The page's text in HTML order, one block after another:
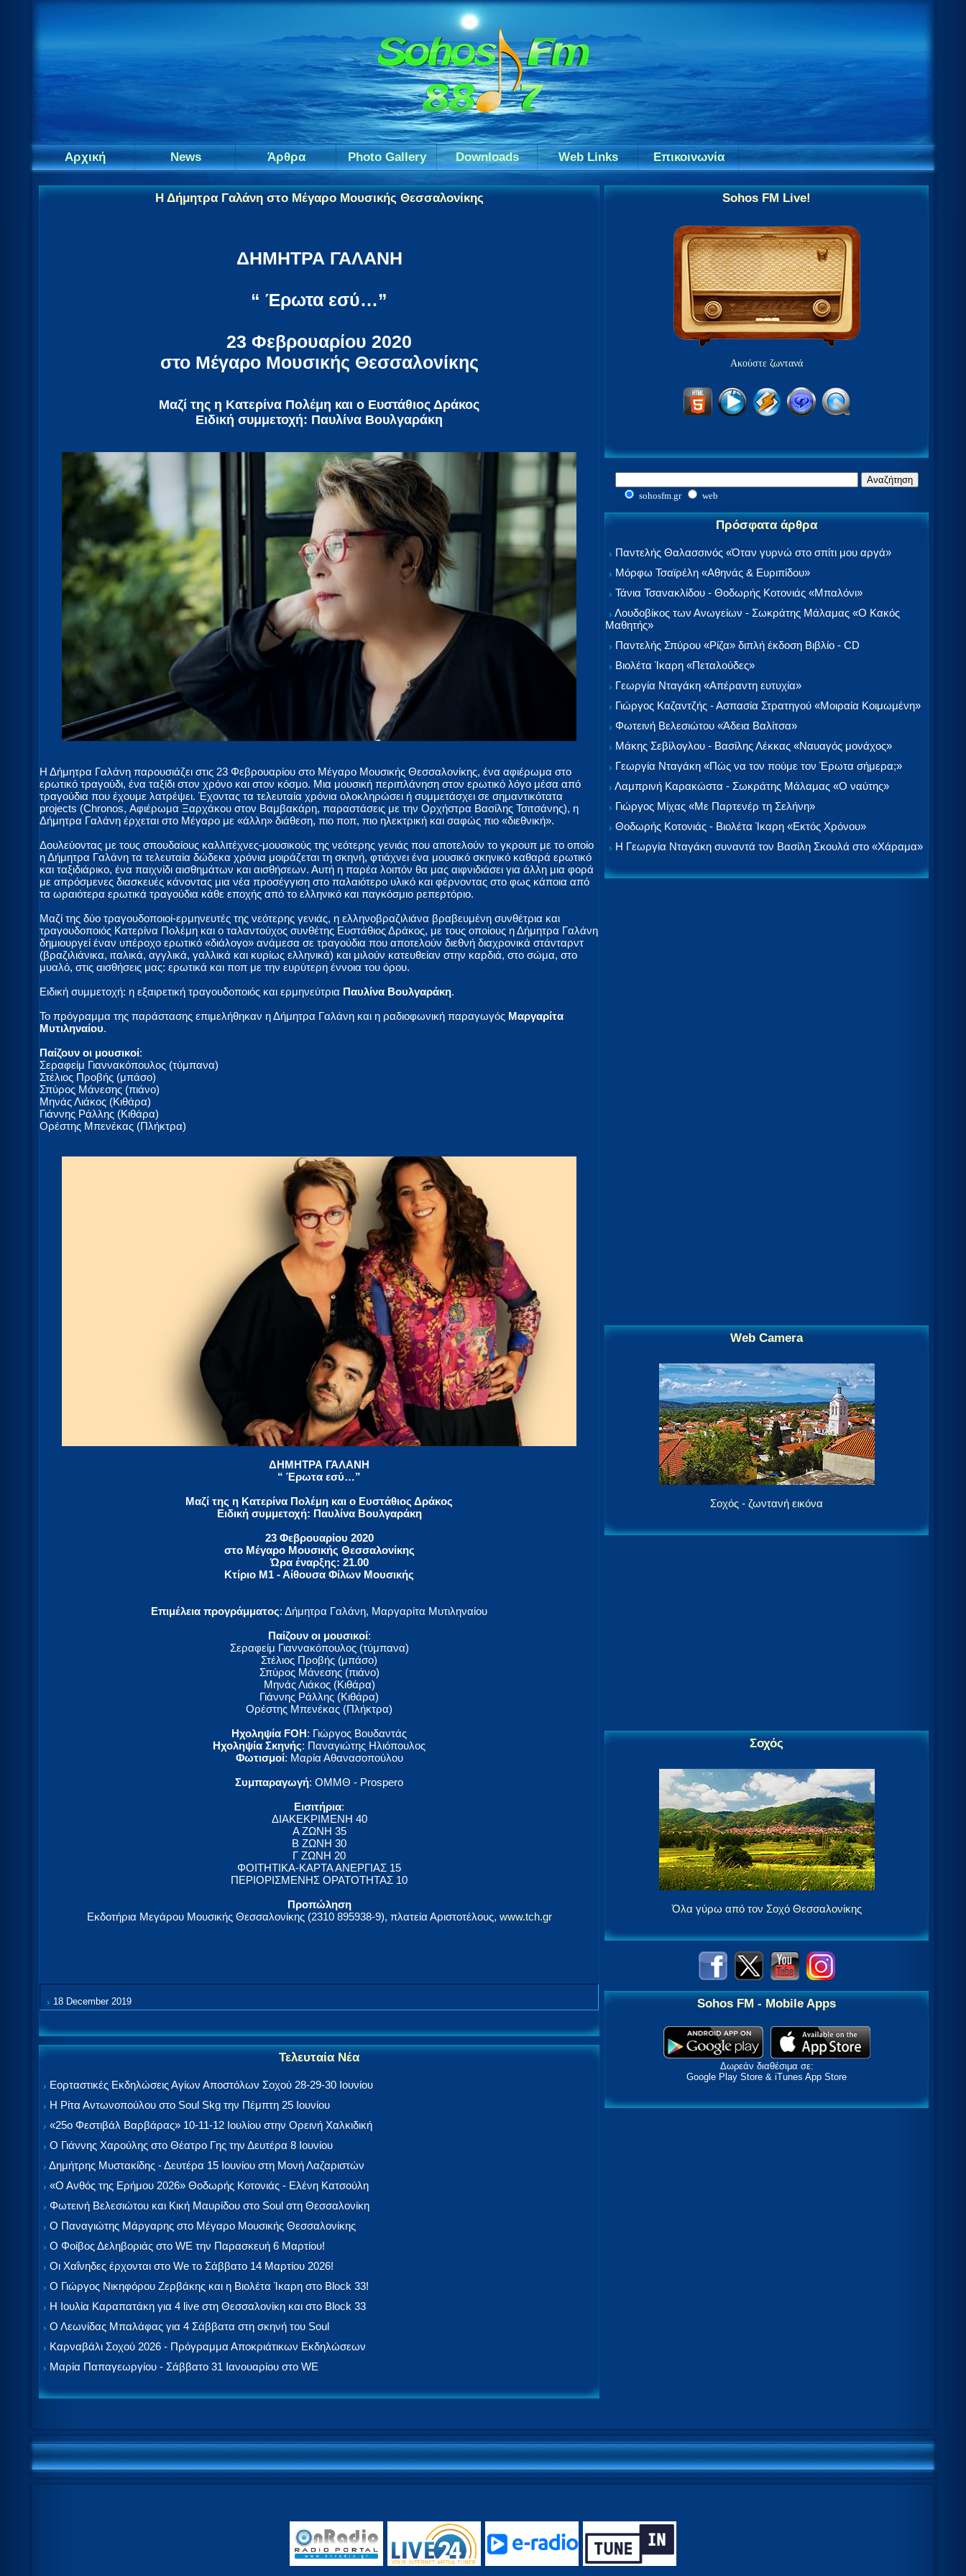
Αρχική News Άρθρα Photo Gallery Downloads Web Links Επικοινωνία
Η Δήμητρα Γαλάνη στο Μέγαρο Μουσικής Θεσσαλονίκης
ΔΗΜΗΤΡΑ ΓΑΛΑΝΗ
“ Έρωτα εσύ…”
23 Φεβρουαρίου 2020
στο Μέγαρο Μουσικής Θεσσαλονίκης
Mαζί της η Κατερίνα Πολέμη και ο Ευστάθιος Δράκος
Ειδική συμμετοχή: Παυλίνα Βουλγαράκη
Η Δήμητρα Γαλάνη παρουσιάζει στις 23 Φεβρουαρίου στο Μέγαρο Μουσικής Θεσσαλονίκης, ένα αφιέρωμα στο
ερωτικό τραγούδι, ένα ταξίδι στον χρόνο και στον κόσμο. Μια μουσική περιπλάνηση στον ερωτικό λόγο μέσα από
τραγούδια που έχουμε λατρέψει. Έχοντας τα τελευταία χρόνια ολοκληρώσει ή συμμετάσχει σε σημαντικότατα
projects (Chronos, Αφιέρωμα Ξαρχάκου στον Βαμβακάρη, παραστάσεις με την Ορχήστρα Βασίλης Τσιτσάνης), η
Δήμητρα Γαλάνη έρχεται στο Μέγαρο με «άλλη» διάθεση, πιο ποπ, πιο ηλεκτρική και σαφώς πιο «διεθνική».
Δουλεύοντας με τους σπουδαίους καλλιτέχνες-μουσικούς της νεότερης γενιάς που αποτελούν το γκρουπ με το οποίο
η Δήμητρα Γαλάνη τα τελευταία δώδεκα χρόνια μοιράζεται τη σκηνή, φτιάχνει ένα μουσικό σκηνικό καθαρά ερωτικό
και ταξιδιάρικο, ένα παιχνίδι αισθημάτων και αισθήσεων. Αυτή η παρέα λοιπόν θα μας αιφνιδιάσει για άλλη μια φορά
με απρόσμενες διασκευές κάνοντας μια νέα προσέγγιση στο παλαιότερο υλικό και φέρνοντας στο φως κάποια από
τα ωραιότερα ερωτικά τραγούδια κάθε εποχής από το ελληνικό και παγκόσμιο ρεπερτόριο.
Μαζί της δύο τραγουδοποιοί-ερμηνευτές της νεότερης γενιάς, η ελληνοβραζιλιάνα βραβευμένη συνθέτρια και
τραγουδοποιός Κατερίνα Πολέμη και ο ταλαντούχος συνθέτης Ευστάθιος Δράκος, με τους οποίους η Δήμητρα Γαλάνη
δημιουργεί έναν υπέροχο ερωτικό «διάλογο» ανάμεσα σε τραγούδια που αποτελούν διεθνή διαχρονικά στάνταρντ
(βραζιλιάνικα, ιταλικά, αγγλικά, γαλλικά και κυρίως ελληνικά) και μιλούν κατευθείαν στην καρδιά, στο σώμα, στο
μυαλό, στις αισθήσεις μας: ερωτικά και ποπ με την ευρύτερη έννοια του όρου.
Ειδική συμμετοχή: η εξαιρετική τραγουδοποιός και ερμηνεύτρια Παυλίνα Βουλγαράκη.
Το πρόγραμμα της παράστασης επιμελήθηκαν η Δήμητρα Γαλάνη και η ραδιοφωνική παραγωγός Μαργαρίτα
Μυτιληναίου.
Παίζουν οι μουσικοί:
Σεραφείμ Γιαννακόπουλος (τύμπανα)
Στέλιος Προβής (μπάσο)
Σπύρος Μάνεσης (πιάνο)
Μηνάς Λιάκος (Κιθάρα)
Γιάννης Ράλλης (Κιθάρα)
Ορέστης Μπενέκας (Πλήκτρα)
ΔΗΜΗΤΡΑ ΓΑΛΑΝΗ
“ Έρωτα εσύ…”
Mαζί της η Κατερίνα Πολέμη και ο Ευστάθιος Δράκος
Ειδική συμμετοχή: Παυλίνα Βουλγαράκη
23 Φεβρουαρίου 2020
στο Μέγαρο Μουσικής Θεσσαλονίκης
Ώρα έναρξης: 21.00
Κτίριο Μ1 - Αίθουσα Φίλων Μουσικής
Επιμέλεια προγράμματος: Δήμητρα Γαλάνη, Μαργαρίτα Μυτιληναίου
Παίζουν οι μουσικοί:
Σεραφείμ Γιαννακόπουλος (τύμπανα)
Στέλιος Προβής (μπάσο)
Σπύρος Μάνεσης (πιάνο)
Μηνάς Λιάκος (Κιθάρα)
Γιάννης Ράλλης (Κιθάρα)
Ορέστης Μπενέκας (Πλήκτρα)
Ηχοληψία FOH: Γιώργος Βουδαντάς
Ηχοληψία Σκηνής: Παναγιώτης Ηλιόπουλος
Φωτισμοί: Μαρία Αθανασοπούλου
Συμπαραγωγή: ΟΜΜΘ - Prosperο
Εισιτήρια:
ΔΙΑΚΕΚΡΙΜΕΝΗ 40
Α ΖΩΝΗ 35
Β ΖΩΝΗ 30
Γ ΖΩΝΗ 20
ΦΟΙΤΗΤΙΚΑ-ΚΑΡΤΑ ΑΝΕΡΓΙΑΣ 15
ΠΕΡΙΟΡΙΣΜΕΝΗΣ ΟΡΑΤΟΤΗΤΑΣ 10
Προπώληση
Εκδοτήρια Μεγάρου Μουσικής Θεσσαλονίκης (2310 895938-9), πλατεία Αριστοτέλους, www.tch.gr
18 December 2019
Τελευταία Νέα
Εορταστικές Εκδηλώσεις Αγίων Αποστόλων Σοχού 28-29-30 Ιουνίου
Η Ρίτα Αντωνοπούλου στο Soul Skg την Πέμπτη 25 Ιουνίου
«25ο Φεστιβάλ Βαρβάρας» 10-11-12 Ιουλίου στην Ορεινή Χαλκιδική
Ο Γιάννης Χαρούλης στο Θέατρο Γης την Δευτέρα 8 Ιουνίου
Δημήτρης Μυστακίδης - Δευτέρα 15 Ιουνίου στη Μονή Λαζαριστών
«Ο Ανθός της Ερήμου 2026» Θοδωρής Κοτονιάς - Ελένη Κατσούλη
Φωτεινή Βελεσιώτου και Κική Μαυρίδου στο Soul στη Θεσσαλονίκη
Ο Παναγιώτης Μάργαρης στο Μέγαρο Μουσικής Θεσσαλονίκης
Ο Φοίβος Δεληβοριάς στο WE την Παρασκευή 6 Μαρτίου!
Οι Χαΐνηδες έρχονται στο We το Σάββατο 14 Μαρτίου 2026!
Ο Γιώργος Νικηφόρου Ζερβάκης και η Βιολέτα Ίκαρη στο Block 33!
Η Ιουλία Καραπατάκη για 4 live στη Θεσσαλονίκη και στο Block 33
Ο Λεωνίδας Μπαλάφας για 4 Σάββατα στη σκηνή του Soul
Καρναβάλι Σοχού 2026 - Πρόγραμμα Αποκριάτικων Εκδηλώσεων
Μαρία Παπαγεωργίου - Σάββατο 31 Ιανουαρίου στο WE
Sohos FM Live!
Ακούστε ζωντανά
sohosfm.gr web
Πρόσφατα άρθρα
Παντελής Θαλασσινός «Όταν γυρνώ στο σπίτι μου αργά»
Μόρφω Τσαϊρέλη «Αθηνάς & Ευριπίδου»
Τάνια Τσανακλίδου - Θοδωρής Κοτονιάς «Μπαλόνι»
Λουδοβίκος των Ανωγείων - Σωκράτης Μάλαμας «Ο Κακός
Μαθητής»
Παντελής Σπύρου «Ρίζα» διπλή έκδοση Βιβλίο - CD
Βιολέτα Ίκαρη «Πεταλούδες»
Γεωργία Νταγάκη «Aπέραντη ευτυχία»
Γιώργος Καζαντζής - Ασπασία Στρατηγού «Μοιραία Κοιμωμένη»
Φωτεινή Βελεσιώτου «Άδεια Βαλίτσα»
Μάκης Σεβίλογλου - Βασίλης Λέκκας «Ναυαγός μονάχος»
Γεωργία Νταγάκη «Πώς να τον πούμε τον Έρωτα σήμερα;»
Λαμπρινή Καρακώστα - Σωκράτης Μάλαμας «Ο ναύτης»
Γιώργος Μίχας «Με Παρτενέρ τη Σελήνη»
Θοδωρής Κοτονιάς - Βιολέτα Ίκαρη «Εκτός Χρόνου»
Η Γεωργία Νταγάκη συναντά τον Βασίλη Σκουλά στο «Χάραμα»
Web Camera
Σοχός - ζωντανή εικόνα
Σοχός
Όλα γύρω από τον Σοχό Θεσσαλονίκης
Sohos FM - Mobile Apps
Δωρεάν διαθέσιμα σε:
Google Play Store & iTunes App Store